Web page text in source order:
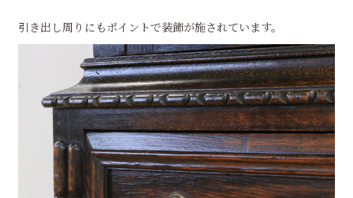
引き出し周りにもポイントで装飾が施されています。